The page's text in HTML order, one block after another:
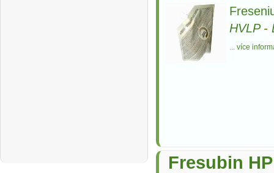
HVLP-
... více
Fresubin